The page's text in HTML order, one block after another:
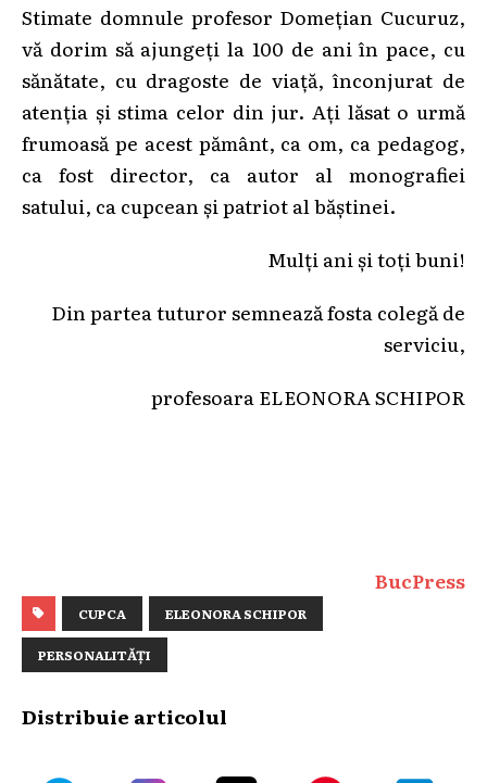
Stimate domnule profesor Domețian Cucuruz,
vă dorim să ajungeți la 100 de ani în pace, cu
sănătate, cu dragoste de viață, înconjurat de
atenția și stima celor din jur. Ați lăsat o urmă
frumoasă pe acest pământ, ca om, ca pedagog,
ca fost director, ca autor al monografiei
satului, ca cupcean și patriot al băștinei.
Mulți ani și toți buni!
Din partea tuturor semnează fosta colegă de
serviciu,
profesoara ELEONORA SCHIPOR
BucPress
CUPCA ELEONORA SCHIPOR
PERSONALITĂȚI
Distribuie articolul